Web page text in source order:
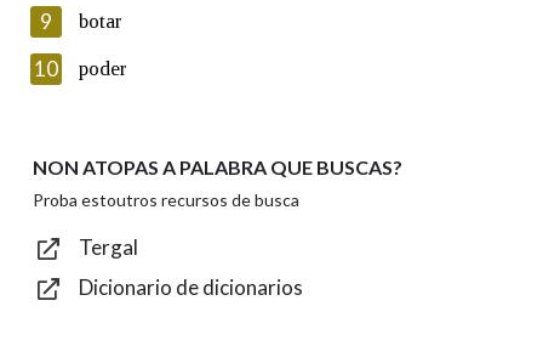
Introduce o código que aparece na imaxe:
Texto de verificación
9 botar
10 poder
NON ATOPAS A PALABRA QUE BUSCAS?
Proba estoutros recursos de busca
Tergal
Dicionario de dicionarios